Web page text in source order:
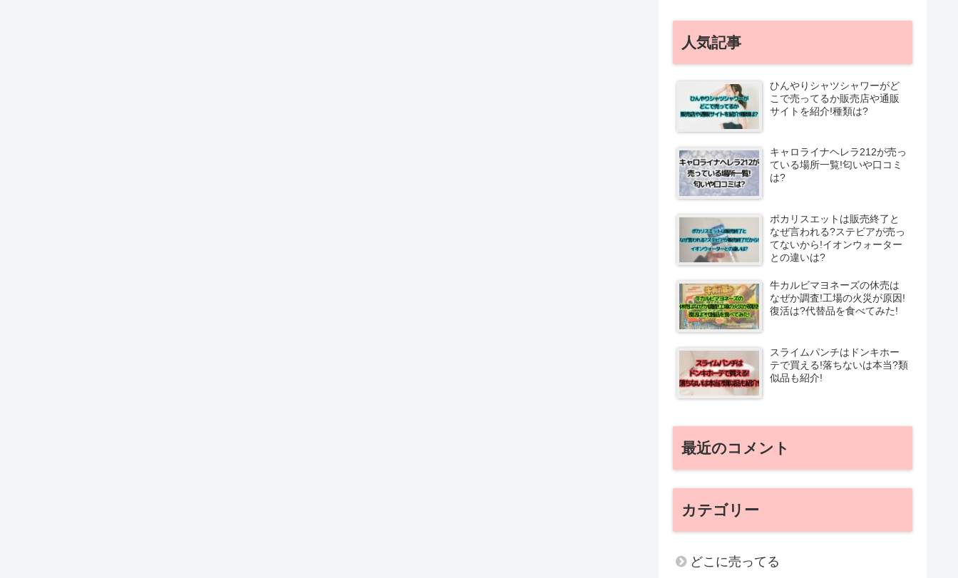
人気記事
ひんやりシャツシャワーがど
こで売ってるか販売店や通販
サイトを紹介!種類は?
キャロライナヘレラ212が売っ
ている場所一覧!匂いや口コミ
は?
ポカリスエットは販売終了と
なぜ言われる?ステビアが売っ
てないから!イオンウォーター
との違いは?
牛カルビマヨネーズの休売は
なぜか調査!工場の火災が原因!
復活は?代替品を食べてみた!
スライムパンチはドンキホー
テで買える!落ちないは本当?類
似品も紹介!
最近のコメント
カテゴリー
どこに売ってる